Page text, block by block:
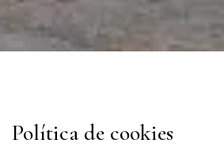
Política de cookies